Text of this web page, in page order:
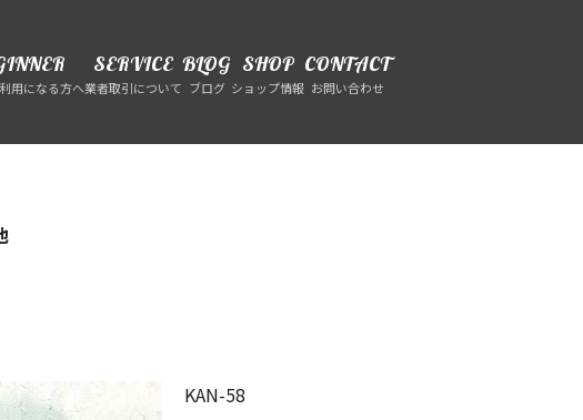
用になる方へ
SERVICE
業者取引について
BLOG
ブログ
SHOP
ショップ情報
CONTACT
お問い合わせ
KAN-58